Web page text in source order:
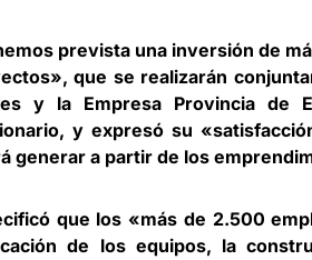
prevista una inversión de
que se realizarán
y la Empresa Provincia de
y expresó su
generar a partir de los
que los «más de 2.500
de los equipos, la